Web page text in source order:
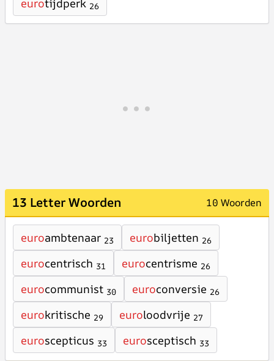
eurotijdperk 26
13 Letter Woorden 10 Woorden
euroambtenaar 23 eurobiljetten 26
eurocentrisch 31 eurocentrisme 26
eurocommunist 30 euroconversie 26
eurokritische 29 euroloodvrije 27
euroscepticus 33 eurosceptisch 33